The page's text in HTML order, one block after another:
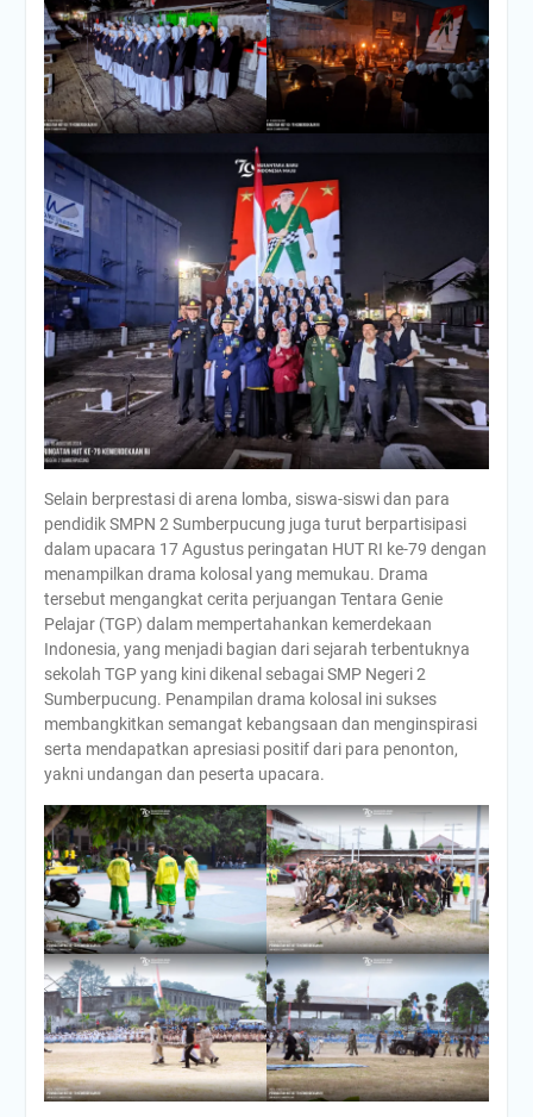
Selain berprestasi di arena lomba, siswa-siswi dan para
pendidik SMPN 2 Sumberpucung juga turut berpartisipasi
dalam upacara 17 Agustus peringatan HUT RI ke-79 dengan
menampilkan drama kolosal yang memukau. Drama
tersebut mengangkat cerita perjuangan Tentara Genie
Pelajar (TGP) dalam mempertahankan kemerdekaan
Indonesia, yang menjadi bagian dari sejarah terbentuknya
sekolah TGP yang kini dikenal sebagai SMP Negeri 2
Sumberpucung. Penampilan drama kolosal ini sukses
membangkitkan semangat kebangsaan dan menginspirasi
serta mendapatkan apresiasi positif dari para penonton,
yakni undangan dan peserta upacara.